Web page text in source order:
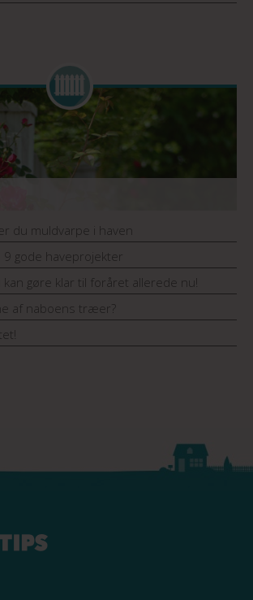
du muldvarpe i haven
9 gode haveprojekter
kan gøre klar til foråret allerede nu!
af naboens træer?